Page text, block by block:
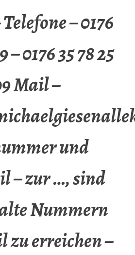
– 0176
– 0176 35 78 25
Mail –
und
– zur …, sind
Nummern
zu erreichen –